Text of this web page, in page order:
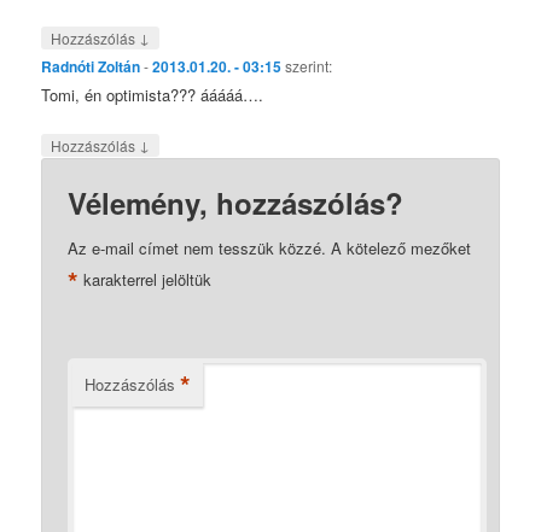
Hozzászólás ↓
Radnóti Zoltán-2013.01.20. - 03:15szerint:
Tomi, én optimista??? ááááá….
Hozzászólás ↓
Vélemény, hozzászólás?
Az e-mail címet nem tesszük közzé. A kötelező mezőket
* karakterrel jelöltük
Hozzászólás *